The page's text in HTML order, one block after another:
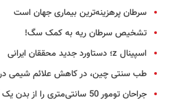
سرطان پرهزینه‌ترین بیماری جهان است
تشخیص سرطان ریه به کمک سگ!
اسپینال z؛ دستاورد جدید محققان ایرانی
طب سنتی چین، در کاهش علائم شیمی
جراحان تومور 50 سانتی‌متری را از بدن یک آرژانتینی خارج کردند